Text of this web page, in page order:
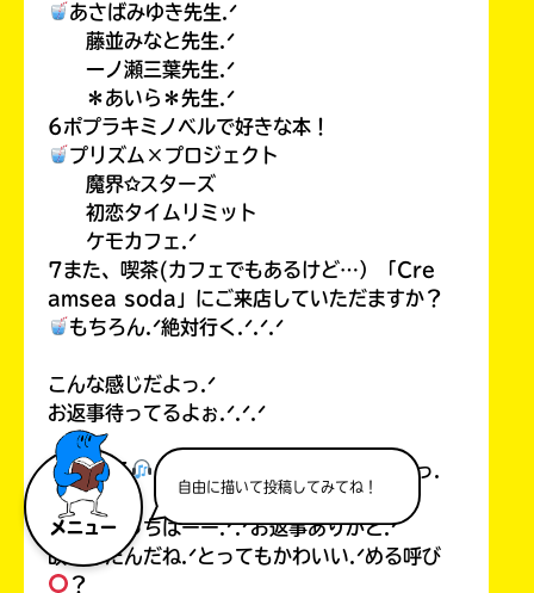
メニュー
自由に描いて投稿してみてね！
あさばみゆき先生.ᐟ
藤並みなと先生.ᐟ
一ノ瀬三葉先生.ᐟ
＊あいら＊先生.ᐟ
6ポプラキミノベルで好きな本！
プリズム×プロジェクト
魔界✩スターズ
初恋タイムリミット
ケモカフェ.ᐟ
7また、喫茶(カフェでもあるけど…）「Cre
amsea soda」にご来店していただますか？
もちろん.ᐟ絶対行く.ᐟ.ᐟ.ᐟ
こんな感じだよっ.ᐟ
お返事待ってるよぉ.ᐟ.ᐟ.ᐟ
音乃 める
⊹ ̊.⋆ #𓂃𝘰𝘵𝘯𝘰 𝘮𝘦𝘳𝘶さまっ.
こっんにっちはーー.ᐟ.ᐟお返事ありがと.ᐟ
改名したんだね.ᐟとってもかわいい.ᐟめる呼び
？